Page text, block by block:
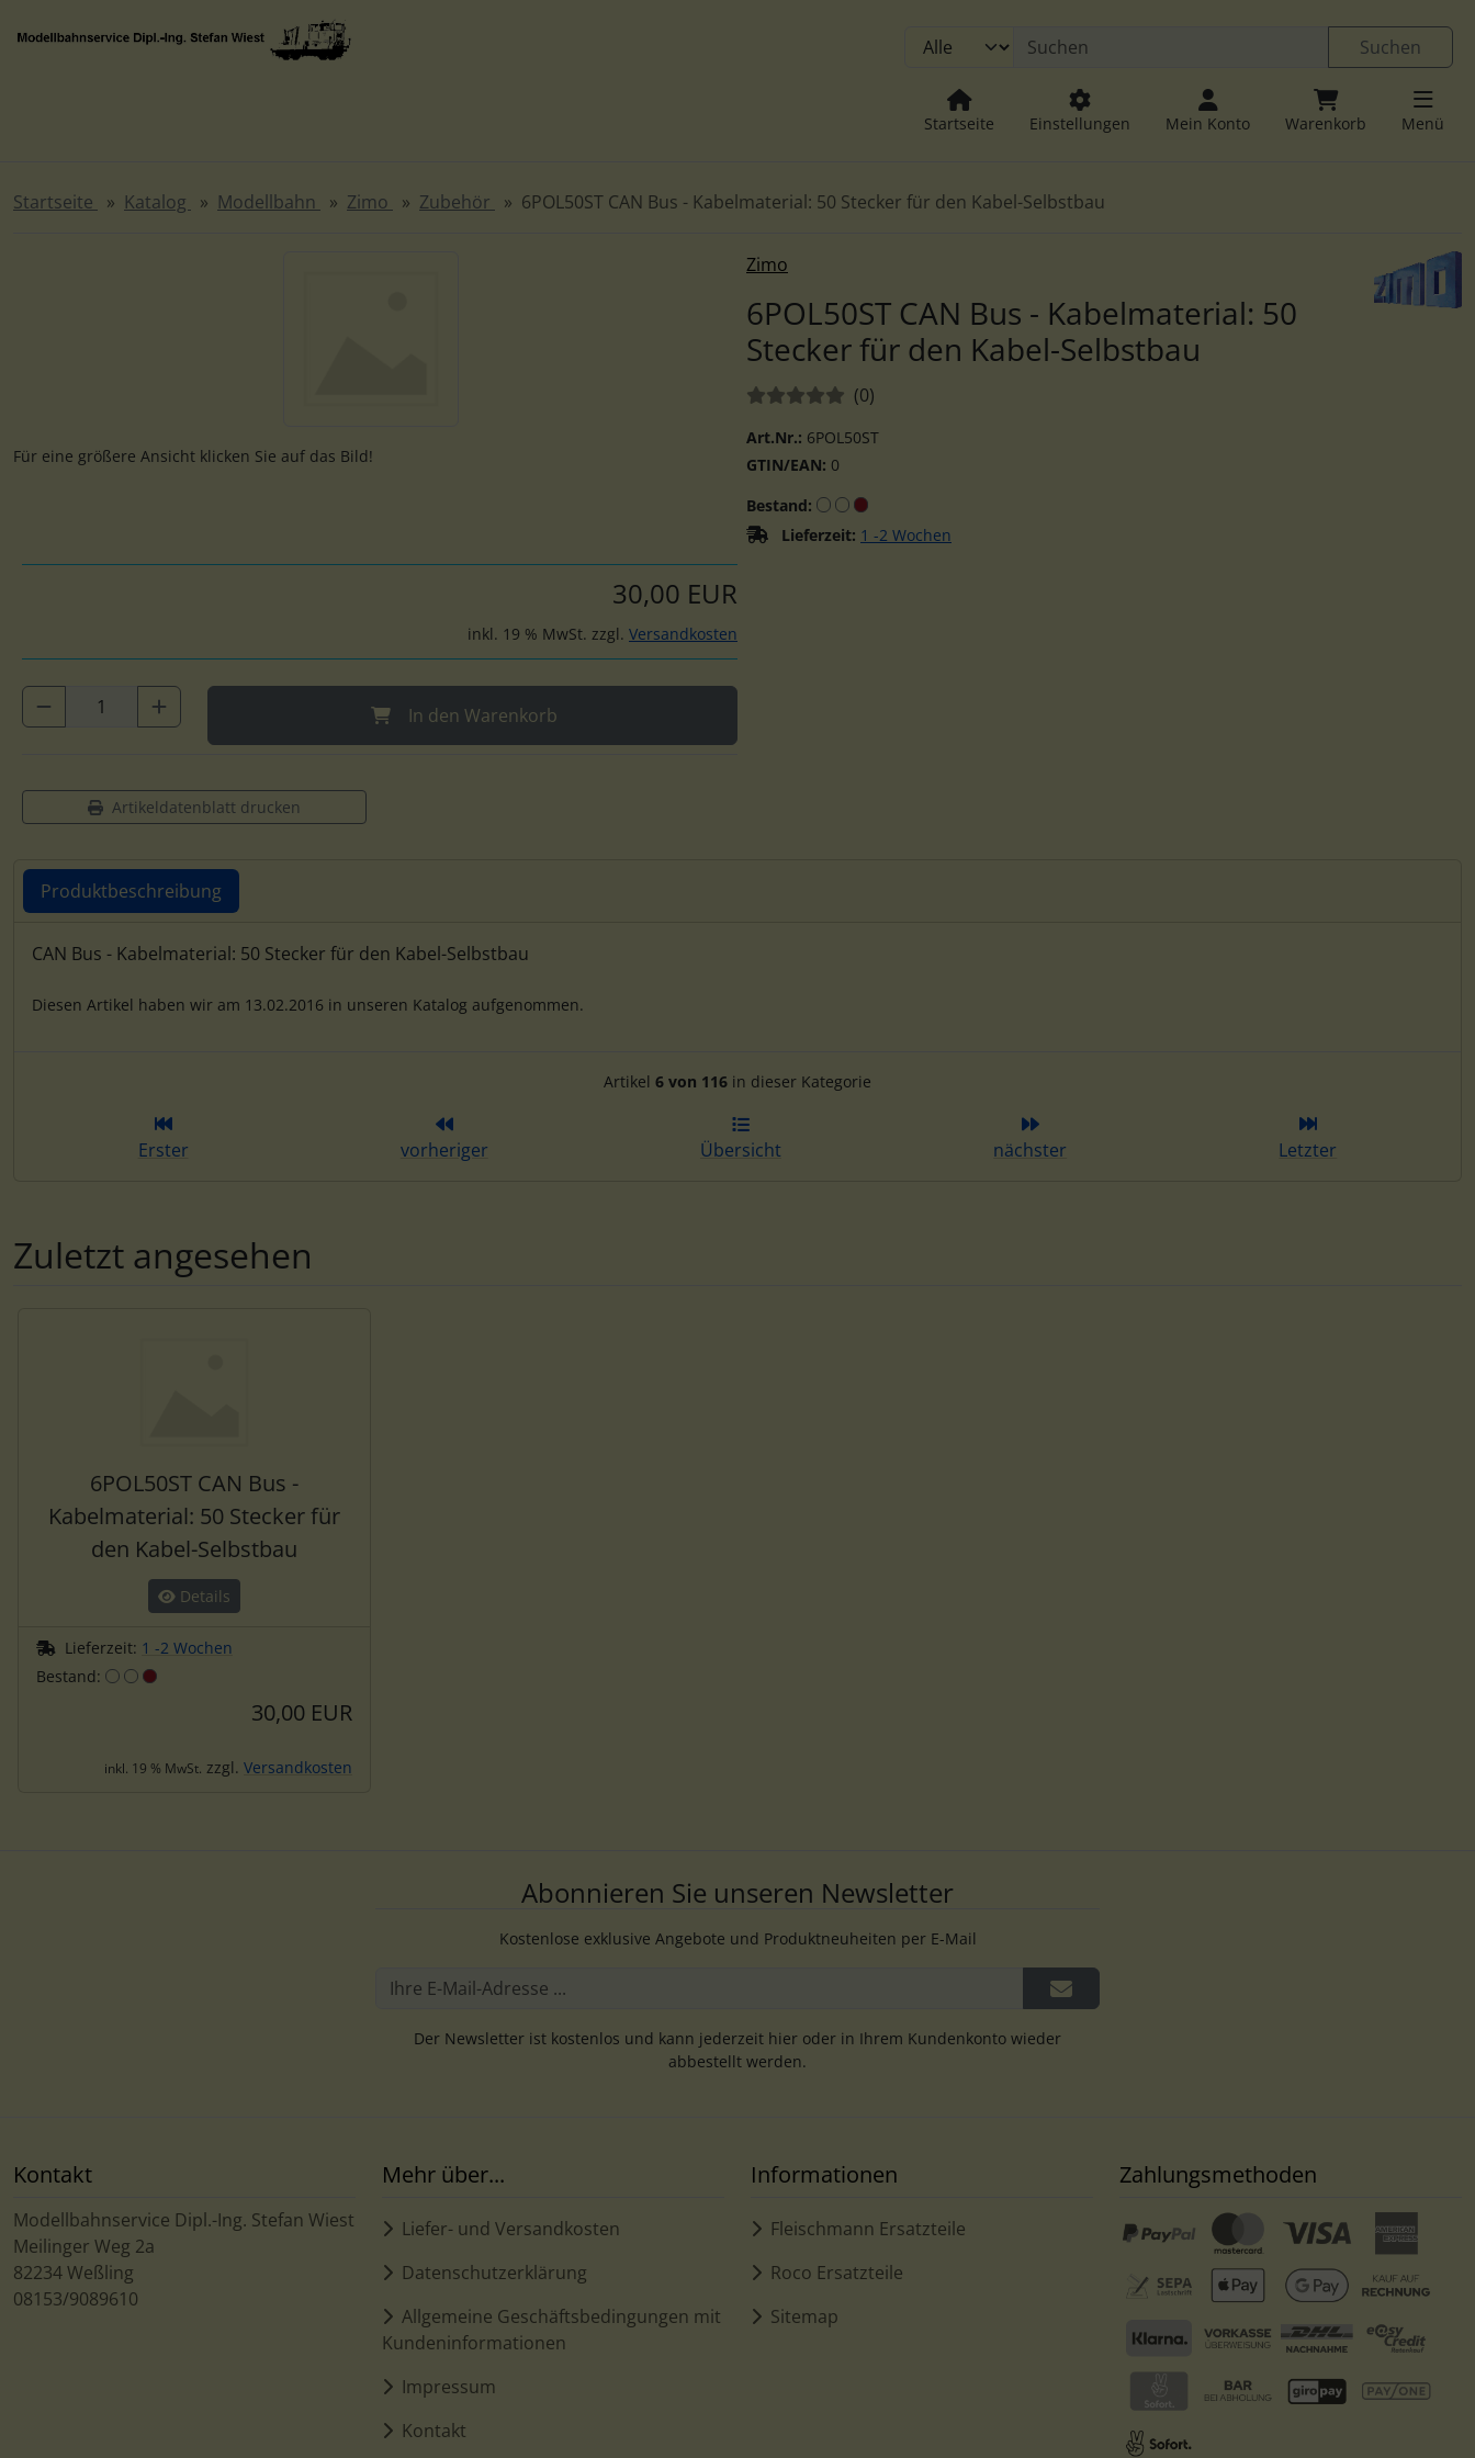
Springe zum Inhalt
Springe zu den allgemeinen Informationen
Suchen
Startseite Einstellungen Mein Konto Warenkorb Menü
Startseite Katalog Modellbahn Zimo Zubehör 6POL50ST CAN Bus - Kabelmaterial: 50 Stecker für den Kabel-Selbstbau
Zimo
6POL50ST CAN Bus - Kabelmaterial: 50
Stecker für den Kabel-Selbstbau
Bewertungen:(0Bewertungen
)
Art.Nr.: 6POL50ST
GTIN/EAN: 0
Bestand:
Lieferzeit: 1 -2 Wochen
Wenn mehr als ein Produktbild existiert, können Sie die "Zurück-" und "Vor-Button" nutzen, um zwischen den Bildern zu navigieren. Zum Vergrößern klicken Sie auf das Bild.
Für eine größere Ansicht klicken Sie auf das Bild!
30,00 EUR
inkl. 19 % MwSt. zzgl. Versandkosten
In den Warenkorb
Artikeldatenblatt drucken
Produktbeschreibung
Produktbeschreibung
CAN Bus - Kabelmaterial: 50 Stecker für den Kabel-Selbstbau
Diesen Artikel haben wir am 13.02.2016 in unseren Katalog aufgenommen.
Artikelnavigation innerhalb dieser Kategorie
Artikel 6 von 116 in dieser Kategorie
Erster vorheriger Übersicht nächster Letzter
Zuletzt angesehen
6POL50ST CAN Bus -
Kabelmaterial: 50 Stecker für
den Kabel-Selbstbau
Details
Lieferzeit: 1 -2 Wochen
Bestand:
30,00 EUR
inkl. 19 % MwSt. zzgl. Versandkosten
Abonnieren Sie unseren Newsletter
Kostenlose exklusive Angebote und Produktneuheiten per E-Mail
Der Newsletter ist kostenlos und kann jederzeit hier oder in Ihrem Kundenkonto wieder
abbestellt werden.
Kontakt
Modellbahnservice Dipl.-Ing. Stefan Wiest
Meilinger Weg 2a
82234 Weßling
08153/9089610
Mehr über...
Liefer- und Versandkosten
Datenschutzerklärung
Allgemeine Geschäftsbedingungen mit
Kundeninformationen
Impressum
Kontakt
Informationen
Fleischmann Ersatzteile
Roco Ersatzteile
Sitemap
Zahlungsmethoden